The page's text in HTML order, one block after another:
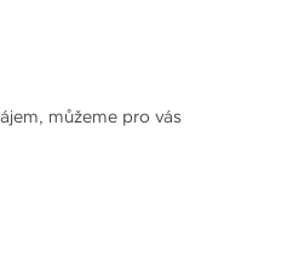
můžeme pro vás